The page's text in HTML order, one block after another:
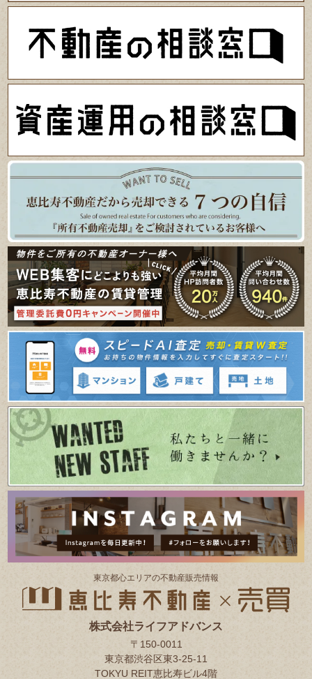
東京都⼼エリアの不動産販売情報
株式会社ライフアドバンス
〒150-0011
東京都渋谷区東3-25-11
TOKYU REIT恵比寿ビル4階